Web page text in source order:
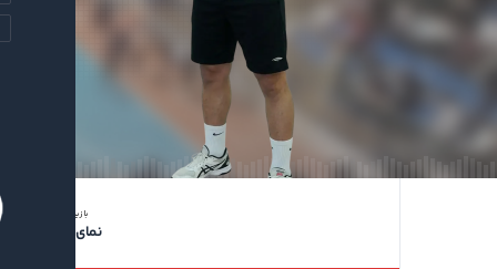
بازیکن
نمای کلی